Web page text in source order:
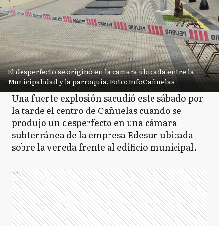
El desperfecto se originó en la cámara ubicada entre la
Municipalidad y la parroquia. Foto: InfoCañuelas
Una fuerte explosión sacudió este sábado por
la tarde el centro de Cañuelas cuando se
produjo un desperfecto en una cámara
subterránea de la empresa Edesur ubicada
sobre la vereda frente al edificio municipal.
Ads